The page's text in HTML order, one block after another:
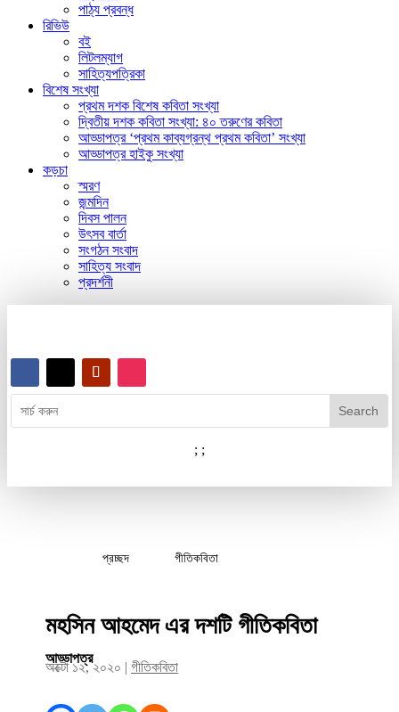
পাঠ্য প্রবন্ধ
রিভিউ
বই
লিটলম্যাগ
সাহিত্যপত্রিকা
বিশেষ সংখ্যা
প্রথম দশক বিশেষ কবিতা সংখ্যা
দ্বিতীয় দশক কবিতা সংখ্যা: ৪০ তরুণের কবিতা
আড্ডাপত্র ‘প্রথম কাব্যগ্রন্থ প্রথম কবিতা’ সংখ্যা
আড্ডাপত্র হাইকু সংখ্যা
কড়চা
স্মরণ
জন্মদিন
দিবস পালন
উৎসব বার্তা
সংগঠন সংবাদ
সাহিত্য সংবাদ
প্রদর্শনী
; ;
প্রচ্ছদ গীতিকবিতা
মহসিন আহমেদ এর দশটি গীতিকবিতা
আড্ডাপত্র
অক্টো ১২, ২০২০ |গীতিকবিতা